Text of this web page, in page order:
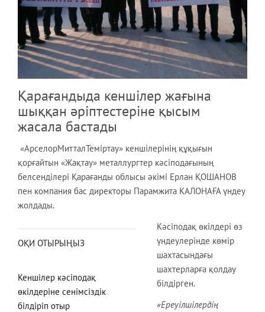
Қарағандыда кеншілер жағына
шыққан әріптестеріне қысым
жасала бастады
«АрселорМитталТеміртау» кеншілерінің құқығын
қорғайтын «Жақтау» металлургтер кәсіподағының
белсенділері Қарағанды облысы әкімі Ерлан ҚОШАНОВ
пен компания бас директоры Парамжита КАЛОНАҒА үндеу
жолдады.
ОҚИ ОТЫРЫҢЫЗ
Кеншілер кәсіподақ
өкілдеріне сенімсіздік
білдіріп отыр
Кәсіподақ өкілдері өз
үндеулерінде көмір
шахтасындағы
шахтерларға қолдау
білдірген.
«Ереуілшілердің